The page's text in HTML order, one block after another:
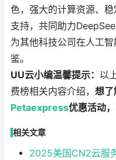
色，强大的计算资源、
支持，共同助力
为其他科技公司在人工
鉴。
UU云小编温馨提示： 以
费榜相关内容介绍， 想了
Petaexpress优惠活动
相关文章
2025美国CN2云服